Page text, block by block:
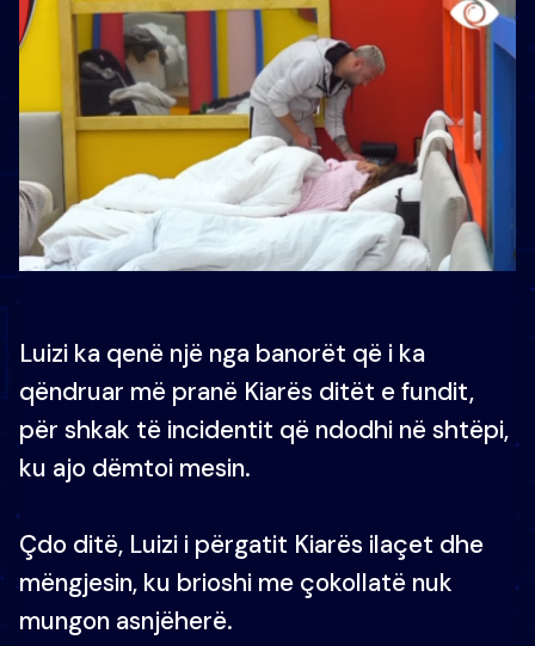
Luizi ka qenë një nga banorët që i ka
qëndruar më pranë Kiarës ditët e fundit,
për shkak të incidentit që ndodhi në shtëpi,
ku ajo dëmtoi mesin.
Çdo ditë, Luizi i përgatit Kiarës ilaçet dhe
mëngjesin, ku brioshi me çokollatë nuk
mungon asnjëherë.